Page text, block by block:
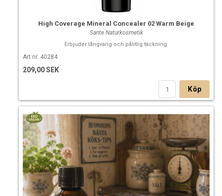
High Coverage Mineral Concealer 02 Warm Beige
Sante Naturkosmetik
Erbjuder långvarig och pålitlig täckning.
Art nr. 40284
209,00 SEK
Köp